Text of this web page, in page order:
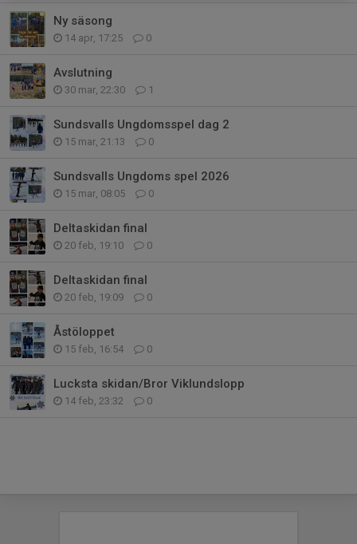
Ny säsong
14 apr, 17:25 0
Avslutning
30 mar, 22:30 1
Sundsvalls Ungdomsspel dag 2
15 mar, 21:13 0
Sundsvalls Ungdoms spel 2026
15 mar, 08:05 0
Deltaskidan final
20 feb, 19:10 0
Deltaskidan final
20 feb, 19:09 0
Åstöloppet
15 feb, 16:54 0
Lucksta skidan/Bror Viklundslopp
14 feb, 23:32 0